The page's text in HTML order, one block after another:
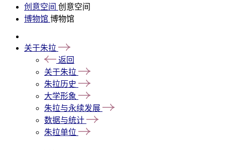
创意空间 创意空间
博物馆 博物馆
关于朱拉
返回
关于朱拉
朱拉历史
大学形象
朱拉与永续发展
数据与统计
朱拉单位